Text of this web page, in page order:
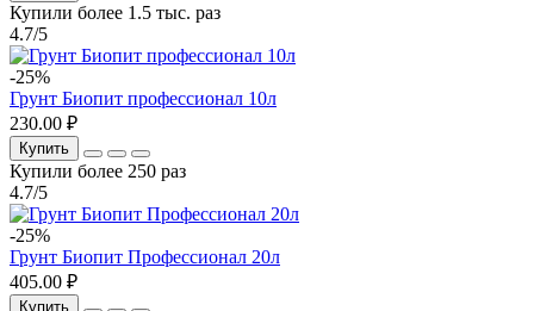
Купили более 1.5 тыс. раз
4.7/5
-25%
Грунт Биопит профессионал 10л
230.00 ₽
Купить
Купили более 250 раз
4.7/5
-25%
Грунт Биопит Профессионал 20л
405.00 ₽
Купить